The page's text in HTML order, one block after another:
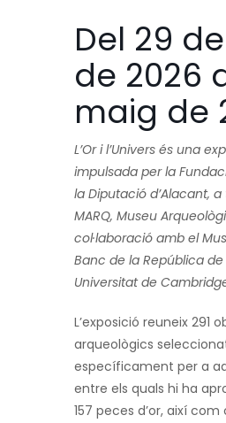
Del 29
de 2026
maig de
L’Or i l’Univers és una
impulsada per la
la Diputació d’Alacant,
MARQ, Museu
col·laboració amb el
Banc de la República
Universitat de
L’exposició reuneix 291
arqueològics
específicament per a
entre els quals hi ha
157 peces d’or, així